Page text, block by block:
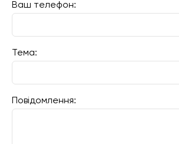
Ваш телефон:
Тема:
Повідомлення: